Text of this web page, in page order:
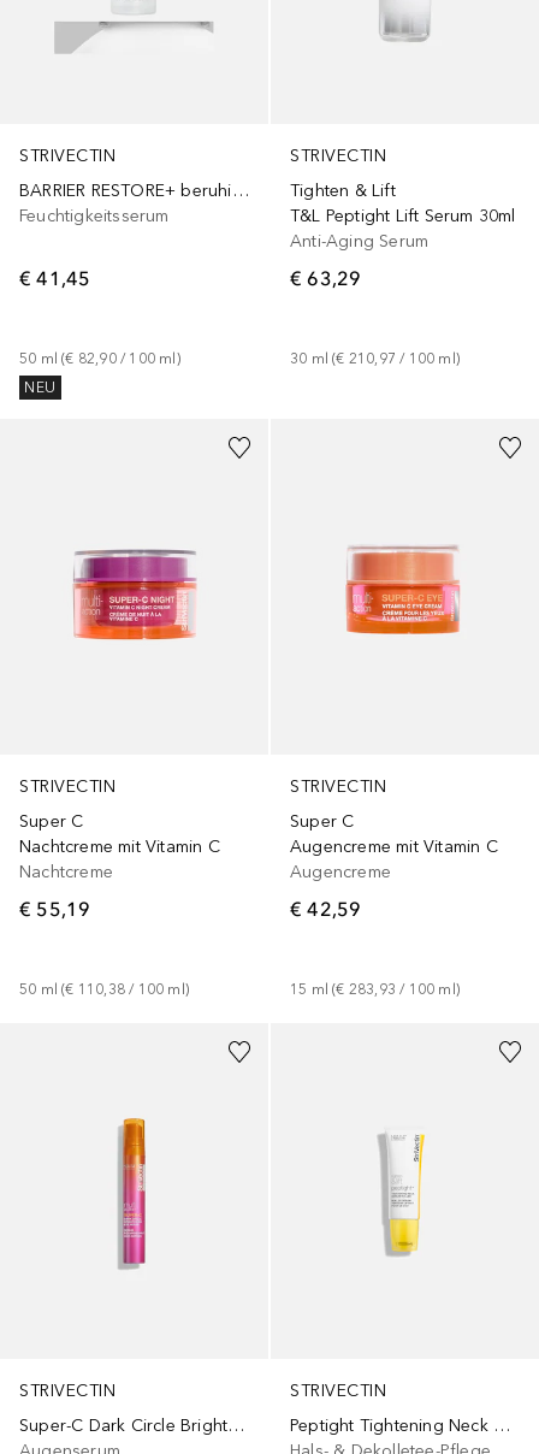
STRIVECTIN
BARRIER RESTORE+ beruhigender Milchnebel
Feuchtigkeitsserum
€ 41,45
50 ml (€ 82,90 / 100 ml)
NEU
STRIVECTIN
Tighten & Lift
T&L Peptight Lift Serum 30ml
Anti-Aging Serum
€ 63,29
30 ml (€ 210,97 / 100 ml)
STRIVECTIN
Super C
Nachtcreme mit Vitamin C
Nachtcreme
€ 55,19
50 ml (€ 110,38 / 100 ml)
STRIVECTIN
Super C
Augencreme mit Vitamin C
Augencreme
€ 42,59
15 ml (€ 283,93 / 100 ml)
STRIVECTIN
Super-C Dark Circle Brightening Eye Serum
STRIVECTIN
Peptight Tightening Neck Serum Roller